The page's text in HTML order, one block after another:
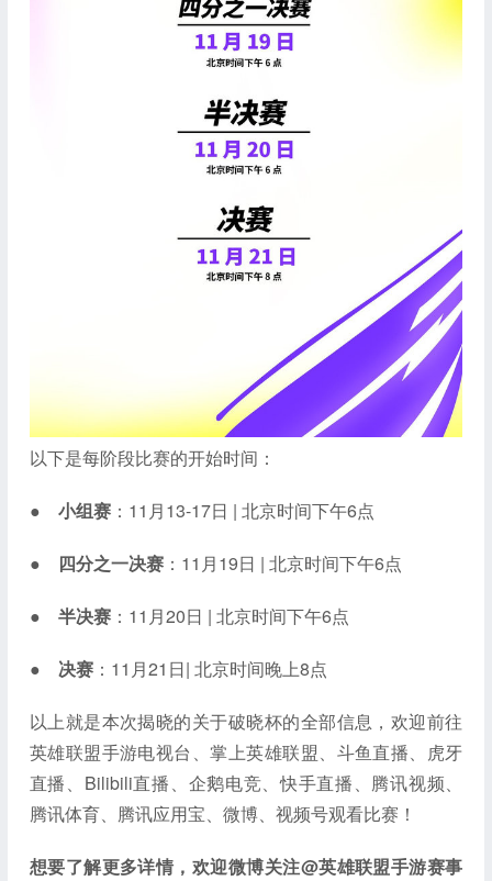
以下是每阶段比赛的开始时间：
● 小组赛：11月13-17日 | 北京时间下午6点
● 四分之一决赛：11月19日 | 北京时间下午6点
● 半决赛：11月20日 | 北京时间下午6点
● 决赛：11月21日| 北京时间晚上8点
以上就是本次揭晓的关于破晓杯的全部信息，欢迎前往
英雄联盟手游电视台、掌上英雄联盟、斗鱼直播、虎牙
直播、Bilibili直播、企鹅电竞、快手直播、腾讯视频、
腾讯体育、腾讯应用宝、微博、视频号观看比赛！
想要了解更多详情，欢迎微博关注@英雄联盟手游赛事